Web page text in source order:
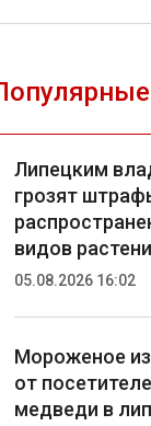
Липецким
грозят
видов
05.08.2026 16:02
Мороженое
от
медведи в